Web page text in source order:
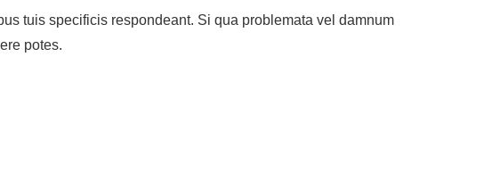
tuis specificis respondeant. Si qua problemata vel damnum
potes.